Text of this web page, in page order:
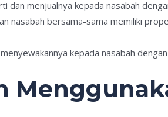
dan menjualnya kepada nasabah
nasabah bersama-sama memiliki
kepada nasabah